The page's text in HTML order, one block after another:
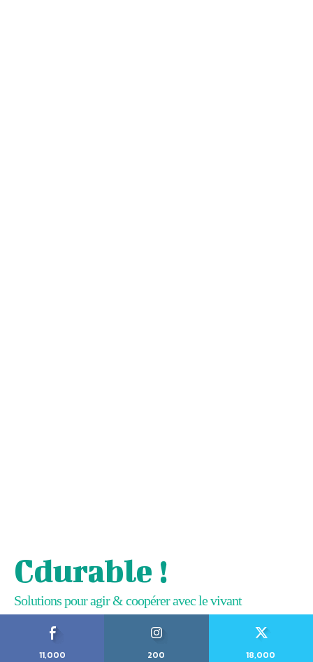
Cdurable !
Solutions pour agir & coopérer avec le vivant
11,000
200
18,000